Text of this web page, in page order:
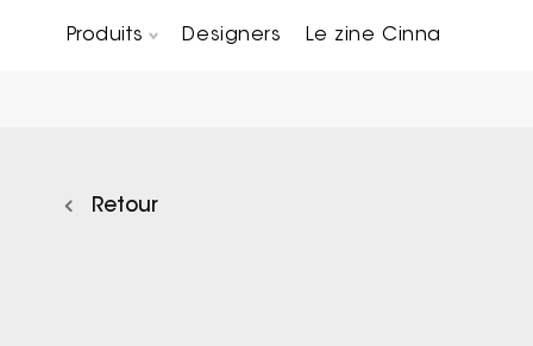
Produits Designers Le zine Cinna
Retour